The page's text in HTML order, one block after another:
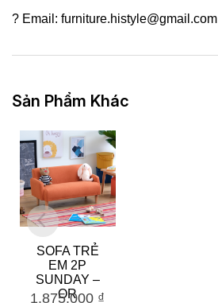
? Email: furniture.histyle@gmail.com
Sản Phẩm Khác
SOFA TRẺ
EM 2P
SUNDAY –
OR
1.875.000 ₫